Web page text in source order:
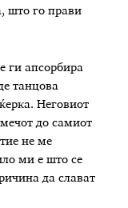
што го прави
ги апсорбира
танцова
Неговиот
до самиот
не ме
ми е што се
да слават